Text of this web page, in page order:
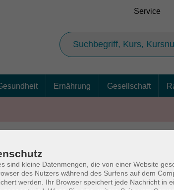
Service
Ernährung Gesellschaft
sind kleine Datenmengen, die von einer Website
des Nutzers während des Surfens auf dem
werden. Ihr Browser speichert jede Nachricht in